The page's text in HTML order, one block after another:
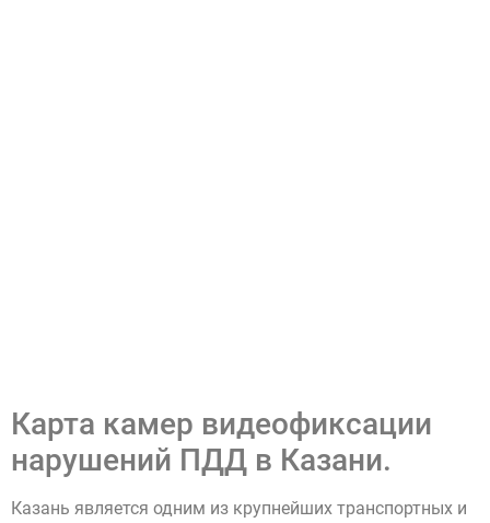
Карта камер видеофиксации
нарушений ПДД в Казани.
Казань является одним из крупнейших транспортных и